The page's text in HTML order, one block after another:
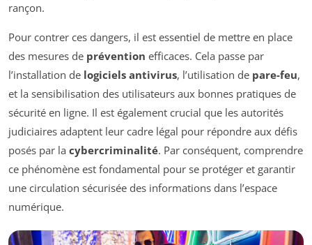
rançon.
Pour contrer ces dangers, il est essentiel de mettre en place
des mesures de prévention efficaces. Cela passe par
l’installation de logiciels antivirus, l’utilisation de pare-feu,
et la sensibilisation des utilisateurs aux bonnes pratiques de
sécurité en ligne. Il est également crucial que les autorités
judiciaires adaptent leur cadre légal pour répondre aux défis
posés par la cybercriminalité. Par conséquent, comprendre
ce phénomène est fondamental pour se protéger et garantir
une circulation sécurisée des informations dans l’espace
numérique.